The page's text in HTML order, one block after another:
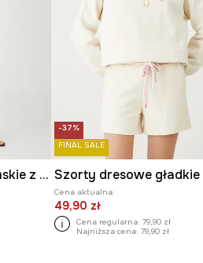
Szorty jeansowe damskie z paskiem gładkie kolor beżowy
-37%
FINAL SALE
Cena aktualna:
49,90 zł
Cena regularna: 79,90 zł
Najniższa cena: 79,90 zł